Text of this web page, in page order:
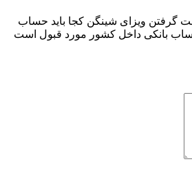
شینگن کجا باید حساب
داخل کشور مورد قبول است